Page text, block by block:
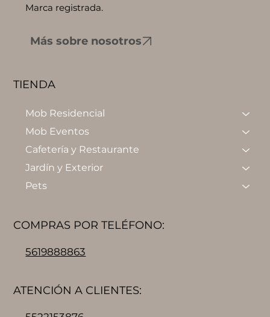
Marca registrada.
Más sobre nosotros
TIENDA
Mob Residencial
Mob Eventos
Cafetería y Restaurante
Jardín y Exterior
Pets
COMPRAS POR TELÉFONO:
5619888863
ATENCIÓN A CLIENTES: